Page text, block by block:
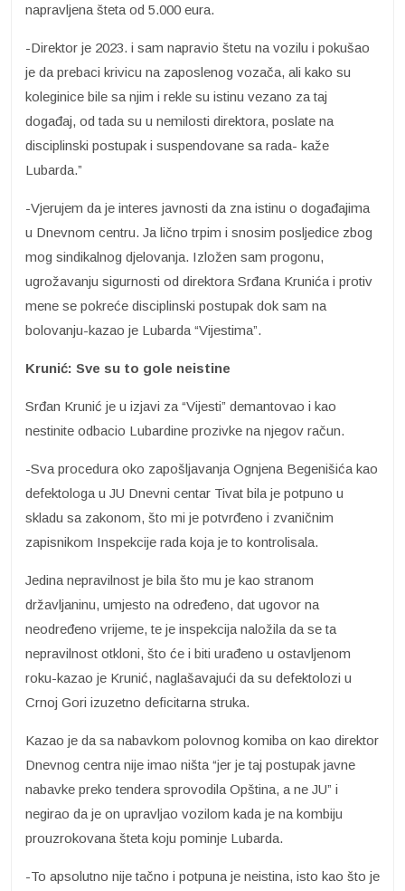
napravljena šteta od 5.000 eura.
-Direktor je 2023. i sam napravio štetu na vozilu i pokušao
je da prebaci krivicu na zaposlenog vozača, ali kako su
koleginice bile sa njim i rekle su istinu vezano za taj
događaj, od tada su u nemilosti direktora, poslate na
disciplinski postupak i suspendovane sa rada- kaže
Lubarda.”
-Vjerujem da je interes javnosti da zna istinu o događajima
u Dnevnom centru. Ja lično trpim i snosim posljedice zbog
mog sindikalnog djelovanja. Izložen sam progonu,
ugrožavanju sigurnosti od direktora Srđana Krunića i protiv
mene se pokreće disciplinski postupak dok sam na
bolovanju-kazao je Lubarda “Vijestima”.
Krunić: Sve su to gole neistine
Srđan Krunić je u izjavi za “Vijesti” demantovao i kao
nestinite odbacio Lubardine prozivke na njegov račun.
-Sva procedura oko zapošljavanja Ognjena Begenišića kao
defektologa u JU Dnevni centar Tivat bila je potpuno u
skladu sa zakonom, što mi je potvrđeno i zvaničnim
zapisnikom Inspekcije rada koja je to kontrolisala.
Jedina nepravilnost je bila što mu je kao stranom
državljaninu, umjesto na određeno, dat ugovor na
neodređeno vrijeme, te je inspekcija naložila da se ta
nepravilnost otkloni, što će i biti urađeno u ostavljenom
roku-kazao je Krunić, naglašavajući da su defektolozi u
Crnoj Gori izuzetno deficitarna struka.
Kazao je da sa nabavkom polovnog komiba on kao direktor
Dnevnog centra nije imao ništa “jer je taj postupak javne
nabavke preko tendera sprovodila Opština, a ne JU” i
negirao da je on upravljao vozilom kada je na kombiju
prouzrokovana šteta koju pominje Lubarda.
-To apsolutno nije tačno i potpuna je neistina, isto kao što je